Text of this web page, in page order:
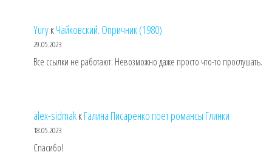
YuryкЧайковский. Опричник (1980)
29.05.2023
Все ссылки не работают. Невозможно даже просто что-то прослушать.
alex-sidmakкГалина Писаренко поет романсы Глинки
18.05.2023
Спасибо!